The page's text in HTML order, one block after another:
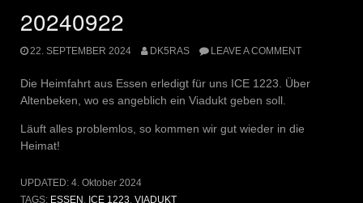
20240922
22. SEPTEMBER 2024 DK5RAS LEAVE A COMMENT
Die Heimfahrt aus Essen erledigt für uns ICE 1223. Über
Altenbeken, wo es angeblich ein Viadukt geben soll.
Läuft alles problemlos, so kommen wir gut wieder in die
Heimat!
UPDATED: 4. Oktober 2024
TAGS: ESSEN , ICE 1223, VIADUKT